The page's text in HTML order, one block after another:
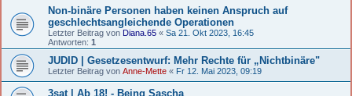
Non-binäre Personen haben keinen Anspruch auf
geschlechtsangleichende Operationen
Letzter Beitrag von Diana.65 « Sa 21. Okt 2023, 16:45
Antworten: 1
JUDID | Gesetzesentwurf: Mehr Rechte für „Nichtbinäre"
Letzter Beitrag von Anne-Mette « Fr 12. Mai 2023, 09:19
3sat | Ab 18! - Being Sascha